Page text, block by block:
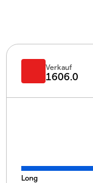
Verkauf
1606.0
Long